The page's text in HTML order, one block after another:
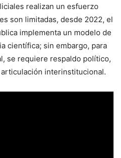
realizan un esfuerzo
son limitadas, desde 2022, el
implementa un modelo de
científica; sin embargo, para
se requiere respaldo político,
interinstitucional.